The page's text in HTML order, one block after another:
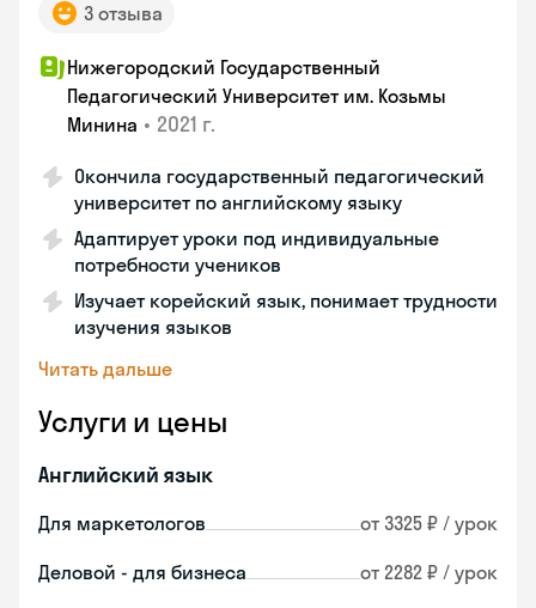
3 отзыва
Нижегородский Государственный
Педагогический Университет им. Козьмы
Минина • 2021 г.
Окончила государственный педагогический
университет по английскому языку
Адаптирует уроки под индивидуальные
потребности учеников
Изучает корейский язык, понимает трудности
изучения языков
Читать дальше
Услуги и цены
Английский язык
Для маркетологов от 3325 ₽ / урок
Деловой - для бизнеса от 2282 ₽ / урок